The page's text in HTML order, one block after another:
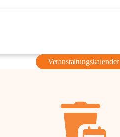
Veranstaltungskalender